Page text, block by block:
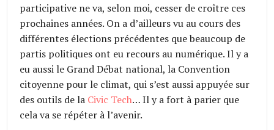
participative ne va, selon moi, cesser de croître ces
prochaines années. On a d’ailleurs vu au cours des
différentes élections précédentes que beaucoup de
partis politiques ont eu recours au numérique. Il y a
eu aussi le Grand Débat national, la Convention
citoyenne pour le climat, qui s’est aussi appuyée sur
des outils de la Civic Tech… Il y a fort à parier que
cela va se répéter à l’avenir.